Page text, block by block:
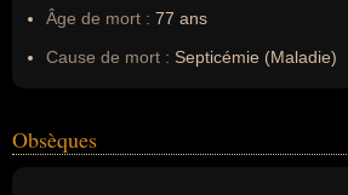
Âge de mort : 77 ans
Cause de mort : Septicémie (Maladie)
Obsèques